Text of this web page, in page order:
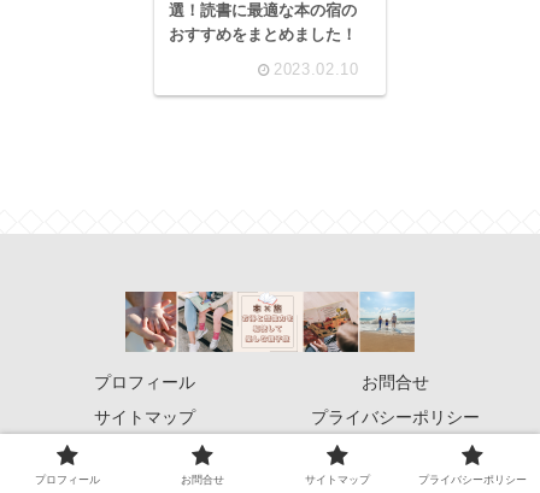
選！読書に最適な本の宿の
おすすめをまとめました！
2023.02.10
プロフィール
お問合せ
サイトマップ
プライバシーポリシー
© 2022 旅×本！お得と想像力を駆使して楽しむ親子旅.
プロフィール お問合せ サイトマップ プライバシーポリシー